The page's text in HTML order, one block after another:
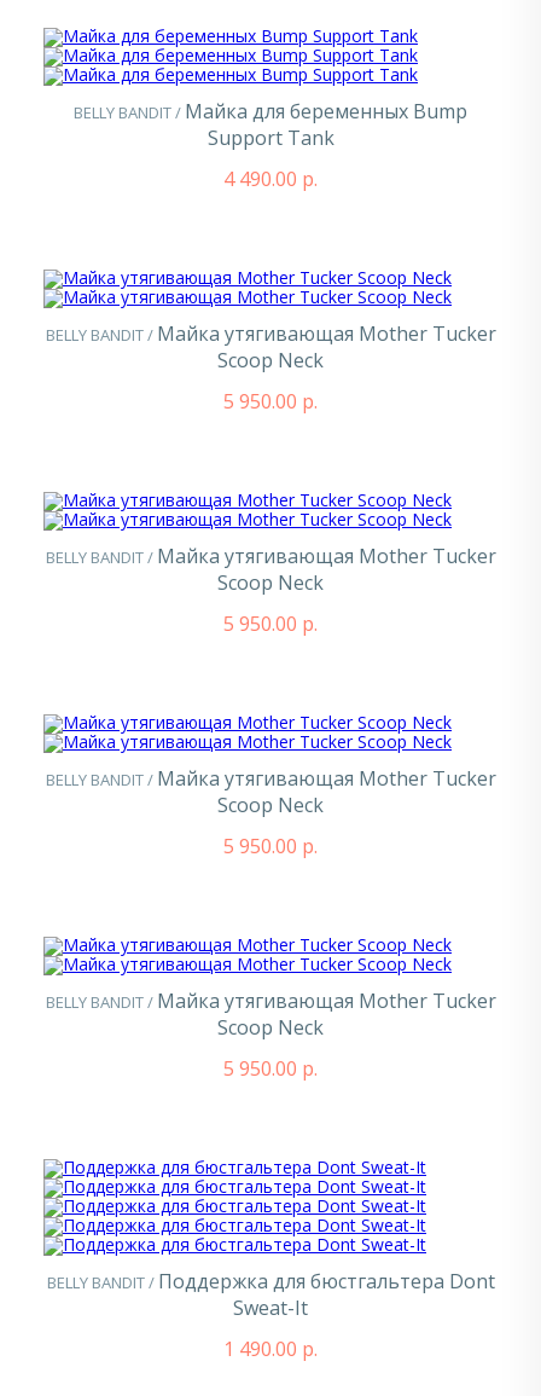
BELLY BANDIT / Майка для беременных Bump
Support Tank
4 490.00 р.
BELLY BANDIT / Майка утягивающая Mother Tucker
Scoop Neck
5 950.00 р.
BELLY BANDIT / Майка утягивающая Mother Tucker
Scoop Neck
5 950.00 р.
BELLY BANDIT / Майка утягивающая Mother Tucker
Scoop Neck
5 950.00 р.
BELLY BANDIT / Майка утягивающая Mother Tucker
Scoop Neck
5 950.00 р.
BELLY BANDIT / Поддержка для бюстгальтера Dont
Sweat-It
1 490.00 р.